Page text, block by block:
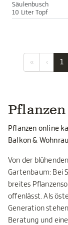
Säulenbusch
10 Liter Topf
« ‹ 1
Pflanzen
Pflanzen online
Balkon &
Von der
Gartenbaum: Bei
breites
offenlässt. Als
Generation
Beratung und